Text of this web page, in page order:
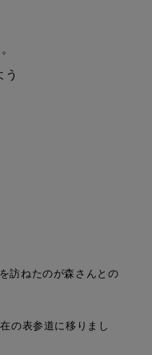
訪ねたのが森さんとの
の表参道に移りまし